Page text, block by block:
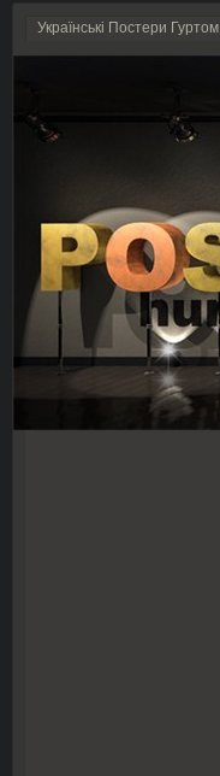
Українські Постери Гуртом